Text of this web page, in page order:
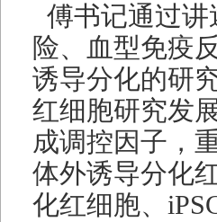
傅书记通过
险、血型免疫
诱导分化的研
红细胞研究发
成调控因子，
体外诱导分化
化红细胞、